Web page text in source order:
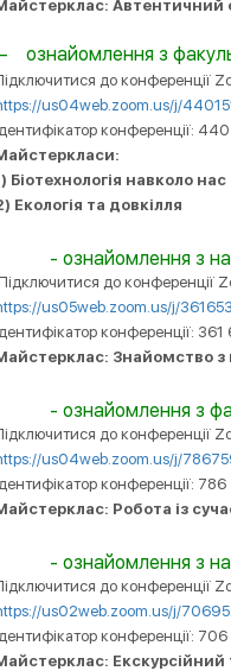
Автентичний
ознайомлення з
до конференції
://us04web.zoom.us/j/
ікатор конференції: 440
Біотехнологія навколо нас
Екологія та довкілля
- ознайомлення з
до конференції
us05web.zoom.us/j/
конференції:
Знайомство з
- ознайомлення з
до конференції
us04web.zoom.us/j/
ікатор конференції:
Робота із
- ознайомлення з
до конференції
us02web.zoom.us/j/
конференції: 706
Екскурсійний